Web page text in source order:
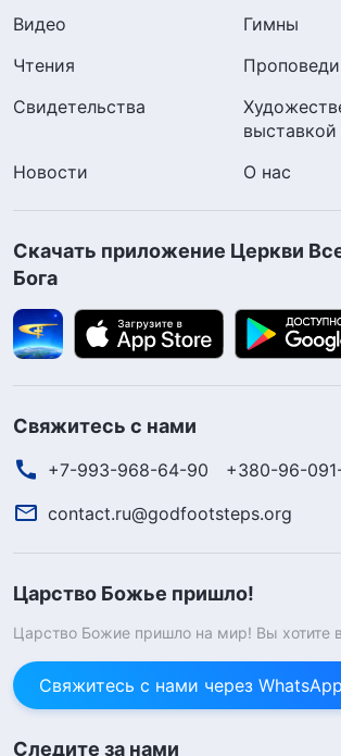
Видео
Гимны
Чтения
Свидетельства
выставкой
Новости
О нас
Скачать приложение Церкви
Бога
Свяжитесь с нами
+7-993-968-64-90
+380-96-
contact.ru@godfootsteps.org
Царство Божье пришло!
Царство Божие пришло на мир! Вы хотите
Свяжитесь с нами через WhatsApp
Следите за нами